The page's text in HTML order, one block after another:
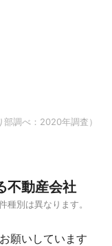
部調べ：2020年調査）
不動産会社
種別は異なります。
願いしています